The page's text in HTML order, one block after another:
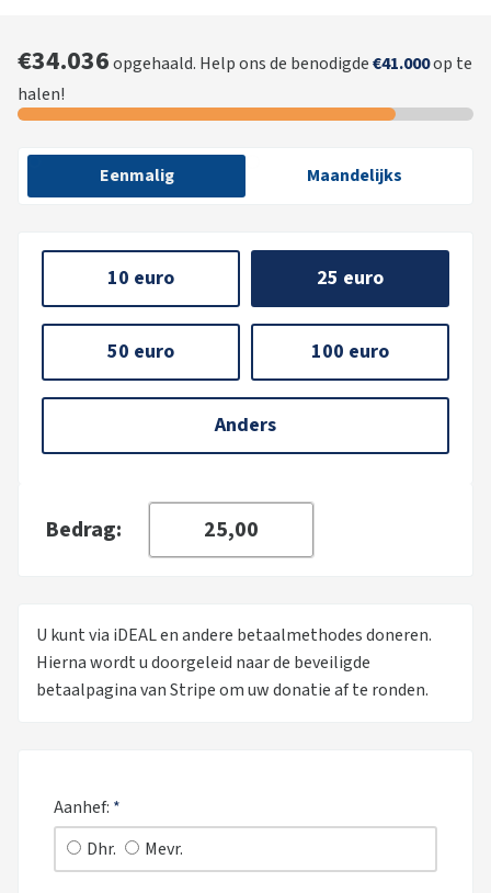
€34.036opgehaald. Help ons de benodigde€41.000op te
halen!
Eenmalig Maandelijks
10 euro 25 euro
50 euro 100 euro
Anders
Bedrag:
U kunt via iDEAL en andere betaalmethodes doneren.
Hierna wordt u doorgeleid naar de beveiligde
betaalpagina van Stripe om uw donatie af te ronden.
Aanhef: *
Dhr.
Mevr.